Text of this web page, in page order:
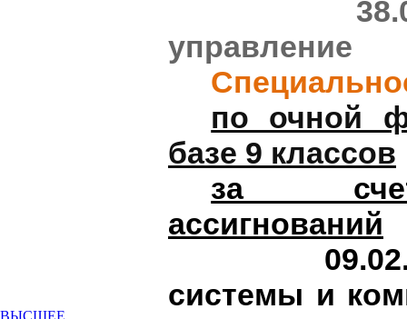
ВЫСШЕЕ
управление
по очной
базе 9 классов
за
ассигнований
09.02.01
системы и